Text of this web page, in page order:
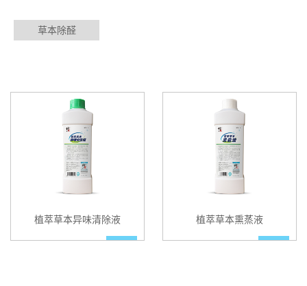
草本除醛
植萃草本异味清除液 植萃草本熏蒸液